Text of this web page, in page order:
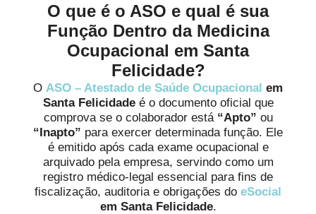
O que é o ASO e qual é sua
Função Dentro da Medicina
Ocupacional em Santa
Felicidade?
O ASO – Atestado de Saúde Ocupacional em
Santa Felicidadeé o documento oficial que
comprova se o colaborador está “Apto” ou
“Inapto” para exercer determinada função. Ele
é emitido após cada exame ocupacional e
arquivado pela empresa, servindo como um
registro médico-legal essencial para fins de
fiscalização, auditoria e obrigações do eSocial
em Santa Felicidade.